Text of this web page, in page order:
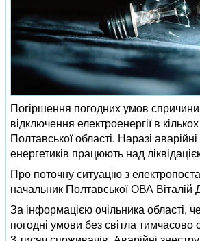
Погіршення погодних умов
відключення електроенергії в
Полтавської області. Наразі
енергетиків працюють над
Про поточну ситуацію з
начальник Полтавської ОВА Віталій
За інформацією очільника області,
погодні умови без світла тимчасово